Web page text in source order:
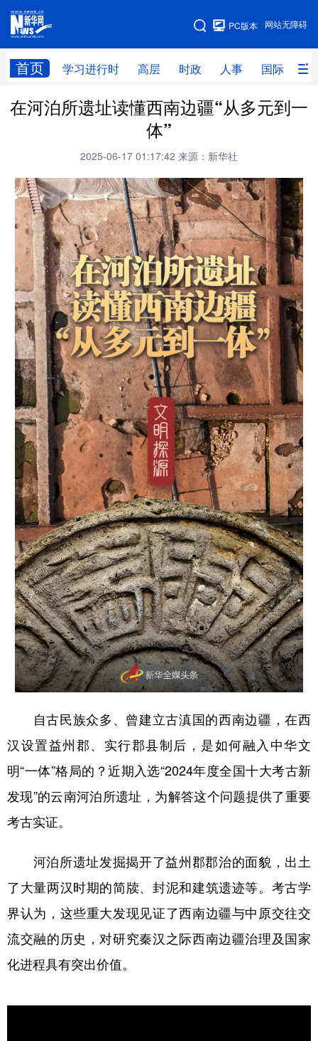
网站无障碍
PC版本
首页 学习进行时 高层 时政 人事 国际 财
网站地图
学习进行时 高层 时政 人事
科技 科创 量子 体育
文化 书画 健康 军事
访谈 视频 图片 政务
法律 中央文件 金融 汽车
食品 人居 信息化 数字经济
学术中国 乡村振兴 银龄 溯源中国
城市 旅游 能源 会展
彩票 娱乐 时尚 悦读
公益 一带一路 亚太网 上市公司
文化产业
地方频道
北京 天津 河北 山西
辽宁 吉林 上海 江苏
浙江 安徽 福建 江西
山东 河南 湖北 湖南
广东 广西 海南 重庆
陕西 甘肃 青海 宁夏
多语种频道
在河泊所遗址读懂西南边疆“从多元到一
体”
2025-06-17 01:17:42 来源：新华社
自古民族众多、曾建立古滇国的西南边疆，在西
汉设置益州郡、实行郡县制后，是如何融入中华文
明“一体”格局的？近期入选“2024年度全国十大考古新
发现”的云南河泊所遗址，为解答这个问题提供了重要
考古实证。
河泊所遗址发掘揭开了益州郡郡治的面貌，出土
了大量两汉时期的简牍、封泥和建筑遗迹等。考古学
界认为，这些重大发现见证了西南边疆与中原交往交
流交融的历史，对研究秦汉之际西南边疆治理及国家
化进程具有突出价值。